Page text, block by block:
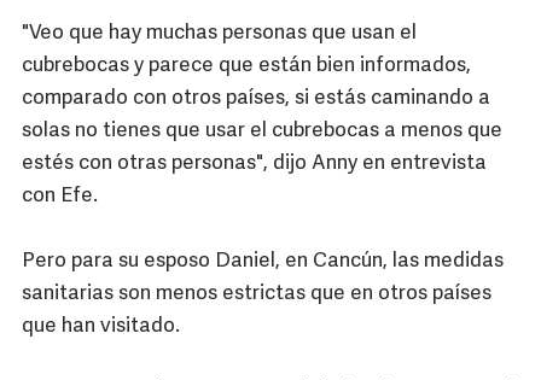
"Veo que hay muchas personas que usan el
cubrebocas y parece que están bien informados,
comparado con otros países, si estás caminando a
solas no tienes que usar el cubrebocas a menos que
estés con otras personas", dijo Anny en entrevista
con Efe.
Pero para su esposo Daniel, en Cancún, las medidas
sanitarias son menos estrictas que en otros países
que han visitado.